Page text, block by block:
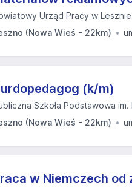
Urząd Pracy w Lesznie
(Nowa Wieś - 22km)
(k/m)
Szkoła Podstawowa
(Nowa Wieś - 22km)
w Niemczech od